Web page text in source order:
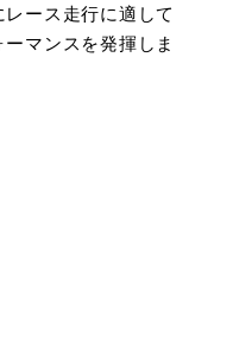
ース走行に適して
マンスを発揮しま